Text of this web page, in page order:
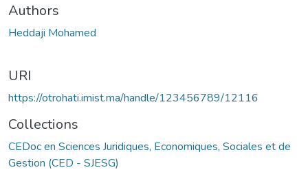
Authors
Heddaji Mohamed
URI
https://otrohati.imist.ma/handle/123456789/12116
Collections
CEDoc en Sciences Juridiques, Economiques, Sociales et de
Gestion (CED - SJESG)